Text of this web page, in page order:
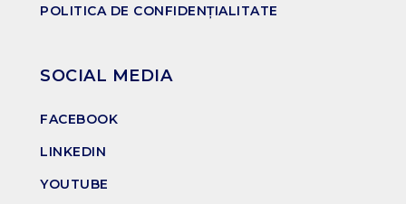
POLITICA DE CONFIDENȚIALITATE
SOCIAL MEDIA
FACEBOOK
LINKEDIN
YOUTUBE